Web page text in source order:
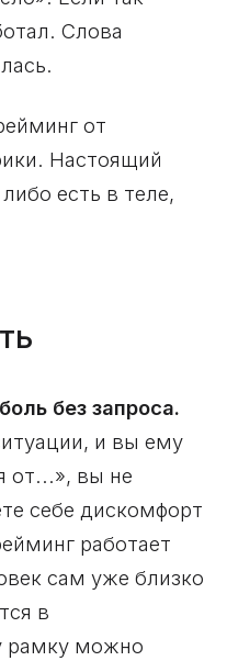
Слова
от
Настоящий
есть в теле,
без запроса.
и вы ему
от...», вы не
себе дискомфорт
работает
сам уже близко
в
рамку можно